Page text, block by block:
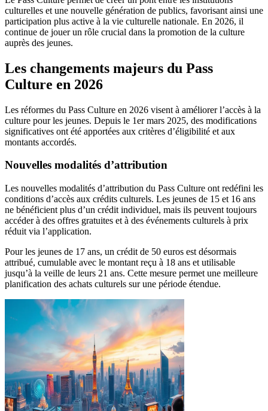
culturelles et une nouvelle génération de publics, favorisant ainsi une
participation plus active à la vie culturelle nationale. En 2026, il
continue de jouer un rôle crucial dans la promotion de la culture
auprès des jeunes.
Les changements majeurs du Pass
Culture en 2026
Les réformes du Pass Culture en 2026 visent à améliorer l’accès à la
culture pour les jeunes. Depuis le 1er mars 2025, des modifications
significatives ont été apportées aux critères d’éligibilité et aux
montants accordés.
Nouvelles modalités d’attribution
Les nouvelles modalités d’attribution du Pass Culture ont redéfini les
conditions d’accès aux crédits culturels. Les jeunes de 15 et 16 ans
ne bénéficient plus d’un crédit individuel, mais ils peuvent toujours
accéder à des offres gratuites et à des événements culturels à prix
réduit via l’application.
Pour les jeunes de 17 ans, un crédit de 50 euros est désormais
attribué, cumulable avec le montant reçu à 18 ans et utilisable
jusqu’à la veille de leurs 21 ans. Cette mesure permet une meilleure
planification des achats culturels sur une période étendue.